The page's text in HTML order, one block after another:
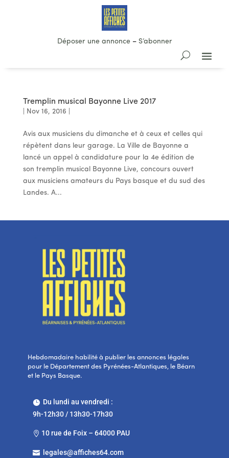
Déposer une annonce– S’abonner
Tremplin musical Bayonne Live 2017
Nov 16, 2016
Avis aux musiciens du dimanche et à ceux et celles qui
répètent dans leur garage. La Ville de Bayonne a
lancé un appel à candidature pour la 4e édition de
son tremplin musical Bayonne Live, concours ouvert
aux musiciens amateurs du Pays basque et du sud des
Landes. A...
Hebdomadaire habilité à publier les annonces légales
pour le Département des Pyrénées-Atlantiques, le Béarn
et le Pays Basque.
Du lundi au vendredi :
9h-12h30 / 13h30-17h30
 10 rue de Foix – 64000 PAU
 legales@affiches64.com